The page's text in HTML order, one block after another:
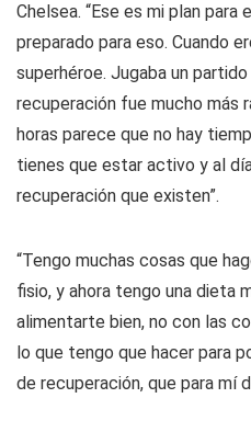
Chelsea. “Ese es mi plan
preparado para eso. Cuando
superhéroe. Jugaba un
recuperación fue mucho más
horas parece que no hay
tienes que estar activo y al
recuperación que existen”.
“Tengo muchas cosas que
fisio, y ahora tengo una dieta
alimentarte bien, no con las
lo que tengo que hacer para
de recuperación, que para mí